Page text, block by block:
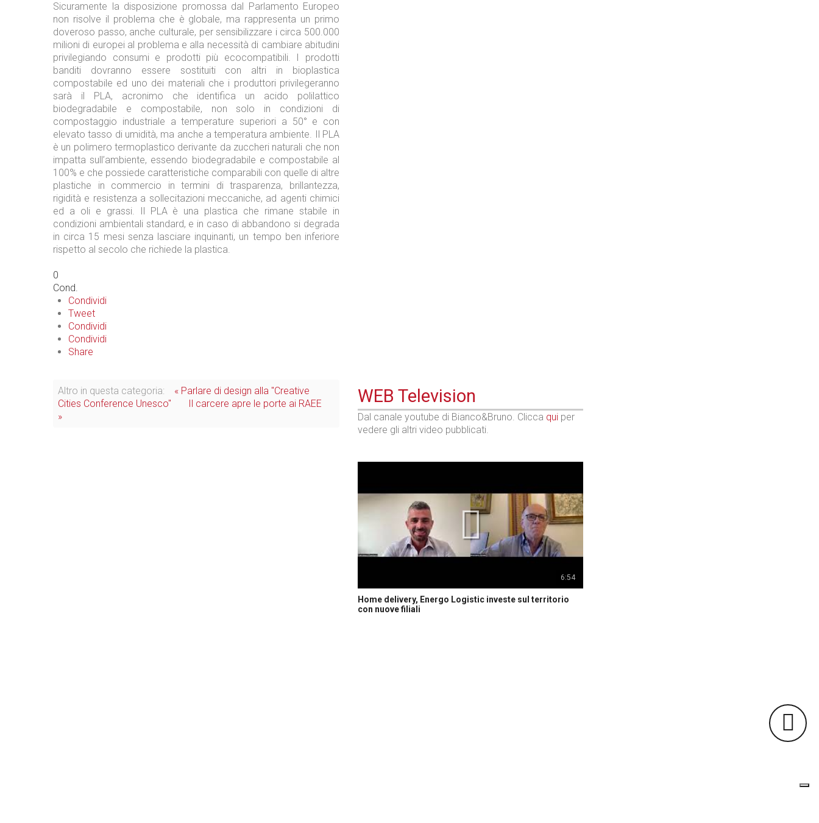
Sicuramente la disposizione promossa dal Parlamento Europeo
non risolve il problema che è globale, ma rappresenta un primo
doveroso passo, anche culturale, per sensibilizzare i circa 500.000
milioni di europei al problema e alla necessità di cambiare abitudini
privilegiando consumi e prodotti più ecocompatibili. I prodotti
banditi dovranno essere sostituiti con altri in bioplastica
compostabile ed uno dei materiali che i produttori privilegeranno
sarà il PLA, acronimo che identifica un acido polilattico
biodegradabile e compostabile, non solo in condizioni di
compostaggio industriale a temperature superiori a 50° e con
elevato tasso di umidità, ma anche a temperatura ambiente. Il PLA
è un polimero termoplastico derivante da zuccheri naturali che non
impatta sull’ambiente, essendo biodegradabile e compostabile al
100% e che possiede caratteristiche comparabili con quelle di altre
plastiche in commercio in termini di trasparenza, brillantezza,
rigidità e resistenza a sollecitazioni meccaniche, ad agenti chimici
ed a oli e grassi. Il PLA è una plastica che rimane stabile in
condizioni ambientali standard, e in caso di abbandono si degrada
in circa 15 mesi senza lasciare inquinanti, un tempo ben inferiore
rispetto al secolo che richiede la plastica.
0
Cond.
Condividi
Tweet
Condividi
Condividi
Share
Altro in questa categoria:
« Parlare di design alla "Creative
Cities Conference Unesco"
Il carcere apre le porte ai RAEE
»
WEB Television
Dal canale youtube di Bianco&Bruno. Clicca qui per
vedere gli altri video pubblicati.
6:54
Home delivery, Energo Logistic investe sul territorio
con nuove filiali